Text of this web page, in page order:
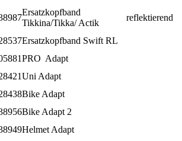
Ersatzkopfband
Tikkina/Tikka/ Actik
reflektierend
Ersatzkopfband Swift RL
PRO Adapt
Uni Adapt
Bike Adapt
Bike Adapt 2
Helmet Adapt